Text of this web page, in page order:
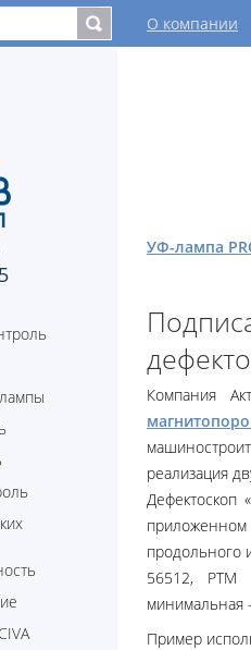
О компании
УФ-лампа
Компания
реализация
Дефектоскоп
продольного
56512, РТМ
минимальная
Пример